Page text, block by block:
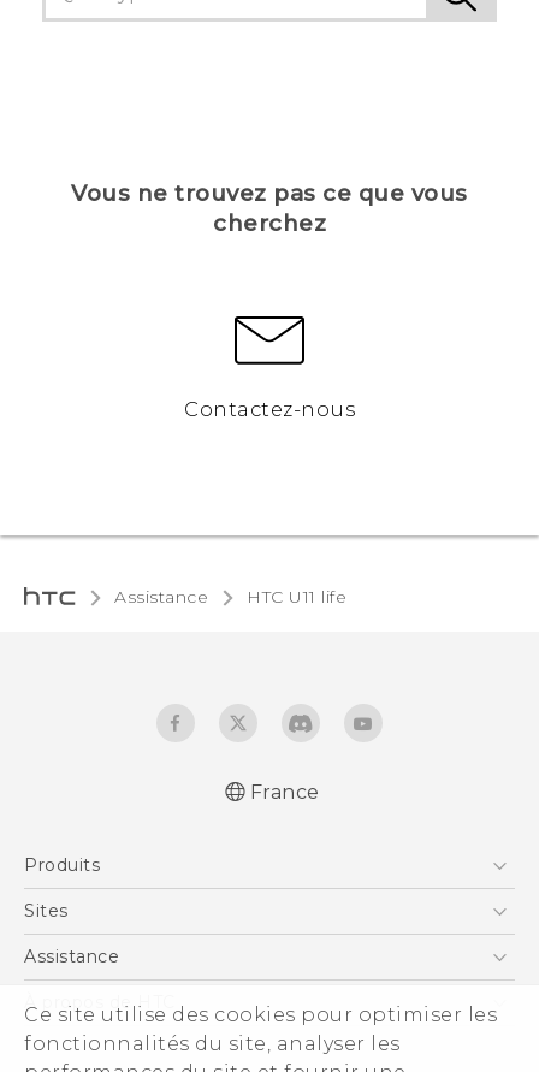
Ce site utilise des cookies pour optimiser les
fonctionnalités du site, analyser les
Vous ne trouvez pas ce que vous
cherchez
Contactez-nous
Assistance HTC U11 life‎
réglementation
English - Safety and regulatory guide
France
Produits
Smartphones
Vive
Accessoires
Sites
HTC Vive
HTC Pro
Assistance
eCommerce Support
À propos de HTC
ESG